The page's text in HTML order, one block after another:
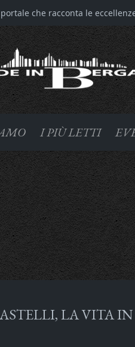
portale che racconta le
I PIÙ LETTI
LA VITA